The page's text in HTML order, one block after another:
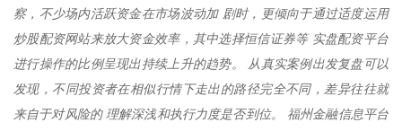
察，不少场内活跃资金在市场波动加 剧时，更倾向于通过适度运用
炒股配资网站来放大资金效率，其中选择恒信证券等 实盘配资平台
进行操作的比例呈现出持续上升的趋势。 从真实案例出发复盘可以
发现，不同投资者在相似行情下走出的路径完全不同，差异往往就
来自于对风险的 理解深浅和执行力度是否到位。 福州金融信息平台